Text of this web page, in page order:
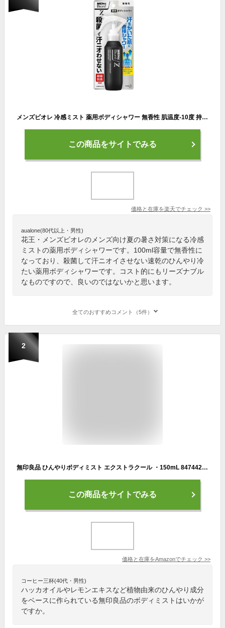
メンズビオレ 冷感ミスト 薬用ボディシャワー 無香性 肌温度-10度 持ち運び 暑さ対策 ひんやり 冷たい 涼しい ハンディミスト 1392268 MEN’s Biore 涼感アイテム
この商品をサイトでみる
価格と在庫を楽天でチェック >>
aualone(80代以上・男性)
花王・メンズビオレのメンズ向け夏の暑さ対策になる冷感
ミストの薬用ボディシャワーです。100ml容量で無香性に
なっており、殺菌して汗ニオイさせない速乾のひんやり冷
たい薬用ボディシャワーです。コスト的にもリーズナブル
なものですので、良いのではないかと思います。
全てのおすすめコメント（5件）
2
無印良品 ひんやりボディミスト エクストラクール ・150mL 84744235
この商品をサイトでみる
価格と在庫をAmazonでチェック >>
コーヒー三杯(40代・男性)
ハッカオイルやレモンエキスなど植物由来のひんやり成分
をベースに作られている無印良品のボディミストはいかが
ですか。